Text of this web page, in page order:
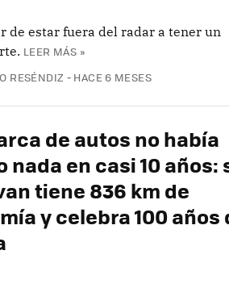
de estar fuera del radar a tener un
LEER MÁS »
RESÉNDIZ HACE 6 MESES
de autos no había
nada en casi 10 años:
tiene 836 km de
y celebra 100 años